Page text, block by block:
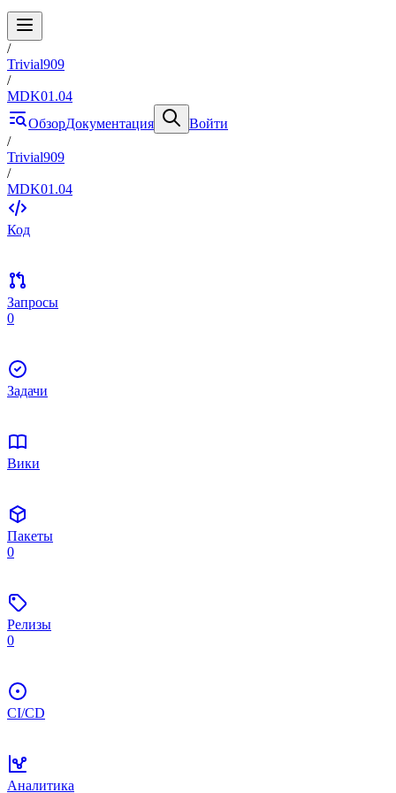
/
Trivial909
/
MDK01.04
ОбзорДокументация
Войти
/
Trivial909
/
MDK01.04
Код
Запросы
0
Задачи
Вики
Пакеты
0
Релизы
0
CI/CD
Аналитика